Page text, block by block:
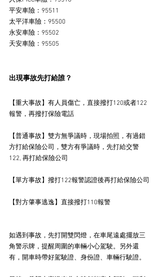
平安車險：95511
太平洋車險：95500
永安車險：95502
天安車險：95505
出現事故先打給誰？
【重大事故】有人員傷亡，直接撥打120或者122
報警，再撥打保險電話
【普通事故】雙方無爭議時，現場拍照，有過錯
方打給保險公司，雙方有爭議時，先打給交警
122, 再打給保險公司
【單方事故】撥打122報警認證後再打給保險公司
【對方肇事逃逸】直接撥打110報警
如遇到事故，先打開雙閃燈，在車尾遠處擺放三
角警示牌，提醒周圍的車輛小心駕駛。另外還
有，開車時帶好駕駛證、身份證、車輛行駛證。